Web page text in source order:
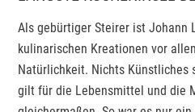
Als gebürtiger Steirer ist Johann
kulinarischen Kreationen vor
Natürlichkeit. Nichts Künstliches
gilt für die Lebensmittel und die